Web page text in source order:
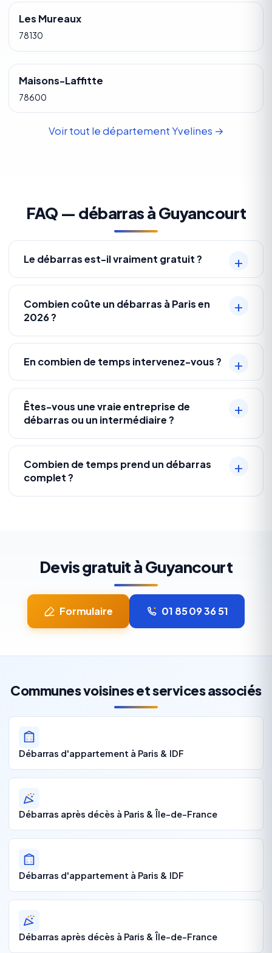
Les Mureaux
78130
Maisons-Laffitte
78600
Voir tout le département Yvelines →
FAQ — débarras à Guyancourt
Le débarras est-il vraiment gratuit ?
Combien coûte un débarras à Paris en
2026 ?
En combien de temps intervenez-vous ?
Êtes-vous une vraie entreprise de
débarras ou un intermédiaire ?
Combien de temps prend un débarras
complet ?
Devis gratuit à Guyancourt
Formulaire 01 85 09 36 51
Communes voisines et services associés
Débarras d'appartement à Paris & IDF
Débarras après décès à Paris & Île-de-France
Débarras d'appartement à Paris & IDF
Débarras après décès à Paris & Île-de-France